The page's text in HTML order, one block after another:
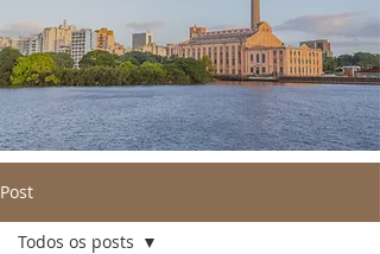
Post
Todos os posts